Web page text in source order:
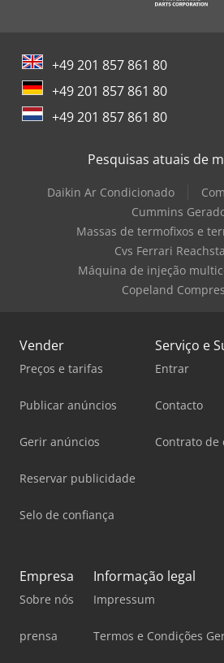
+49 201 857 861 80
+49 201 857 861 80
+49 201 857 861 80
Pesquisas atuais de
Daikin Ar Condicionado
Cummins
Massas de termofixos e
Cvs Ferrari
Máquina de injeção
Copeland
Vender
Preços e tarifas
Publicar anúncios
Gerir anúncios
Reservar publicidade
Selo de confiança
Serviço e
Entrar
Contacto
Contrato de
Empresa
Sobre nós
prensa
Informação legal
Impressum
Termos e Condições